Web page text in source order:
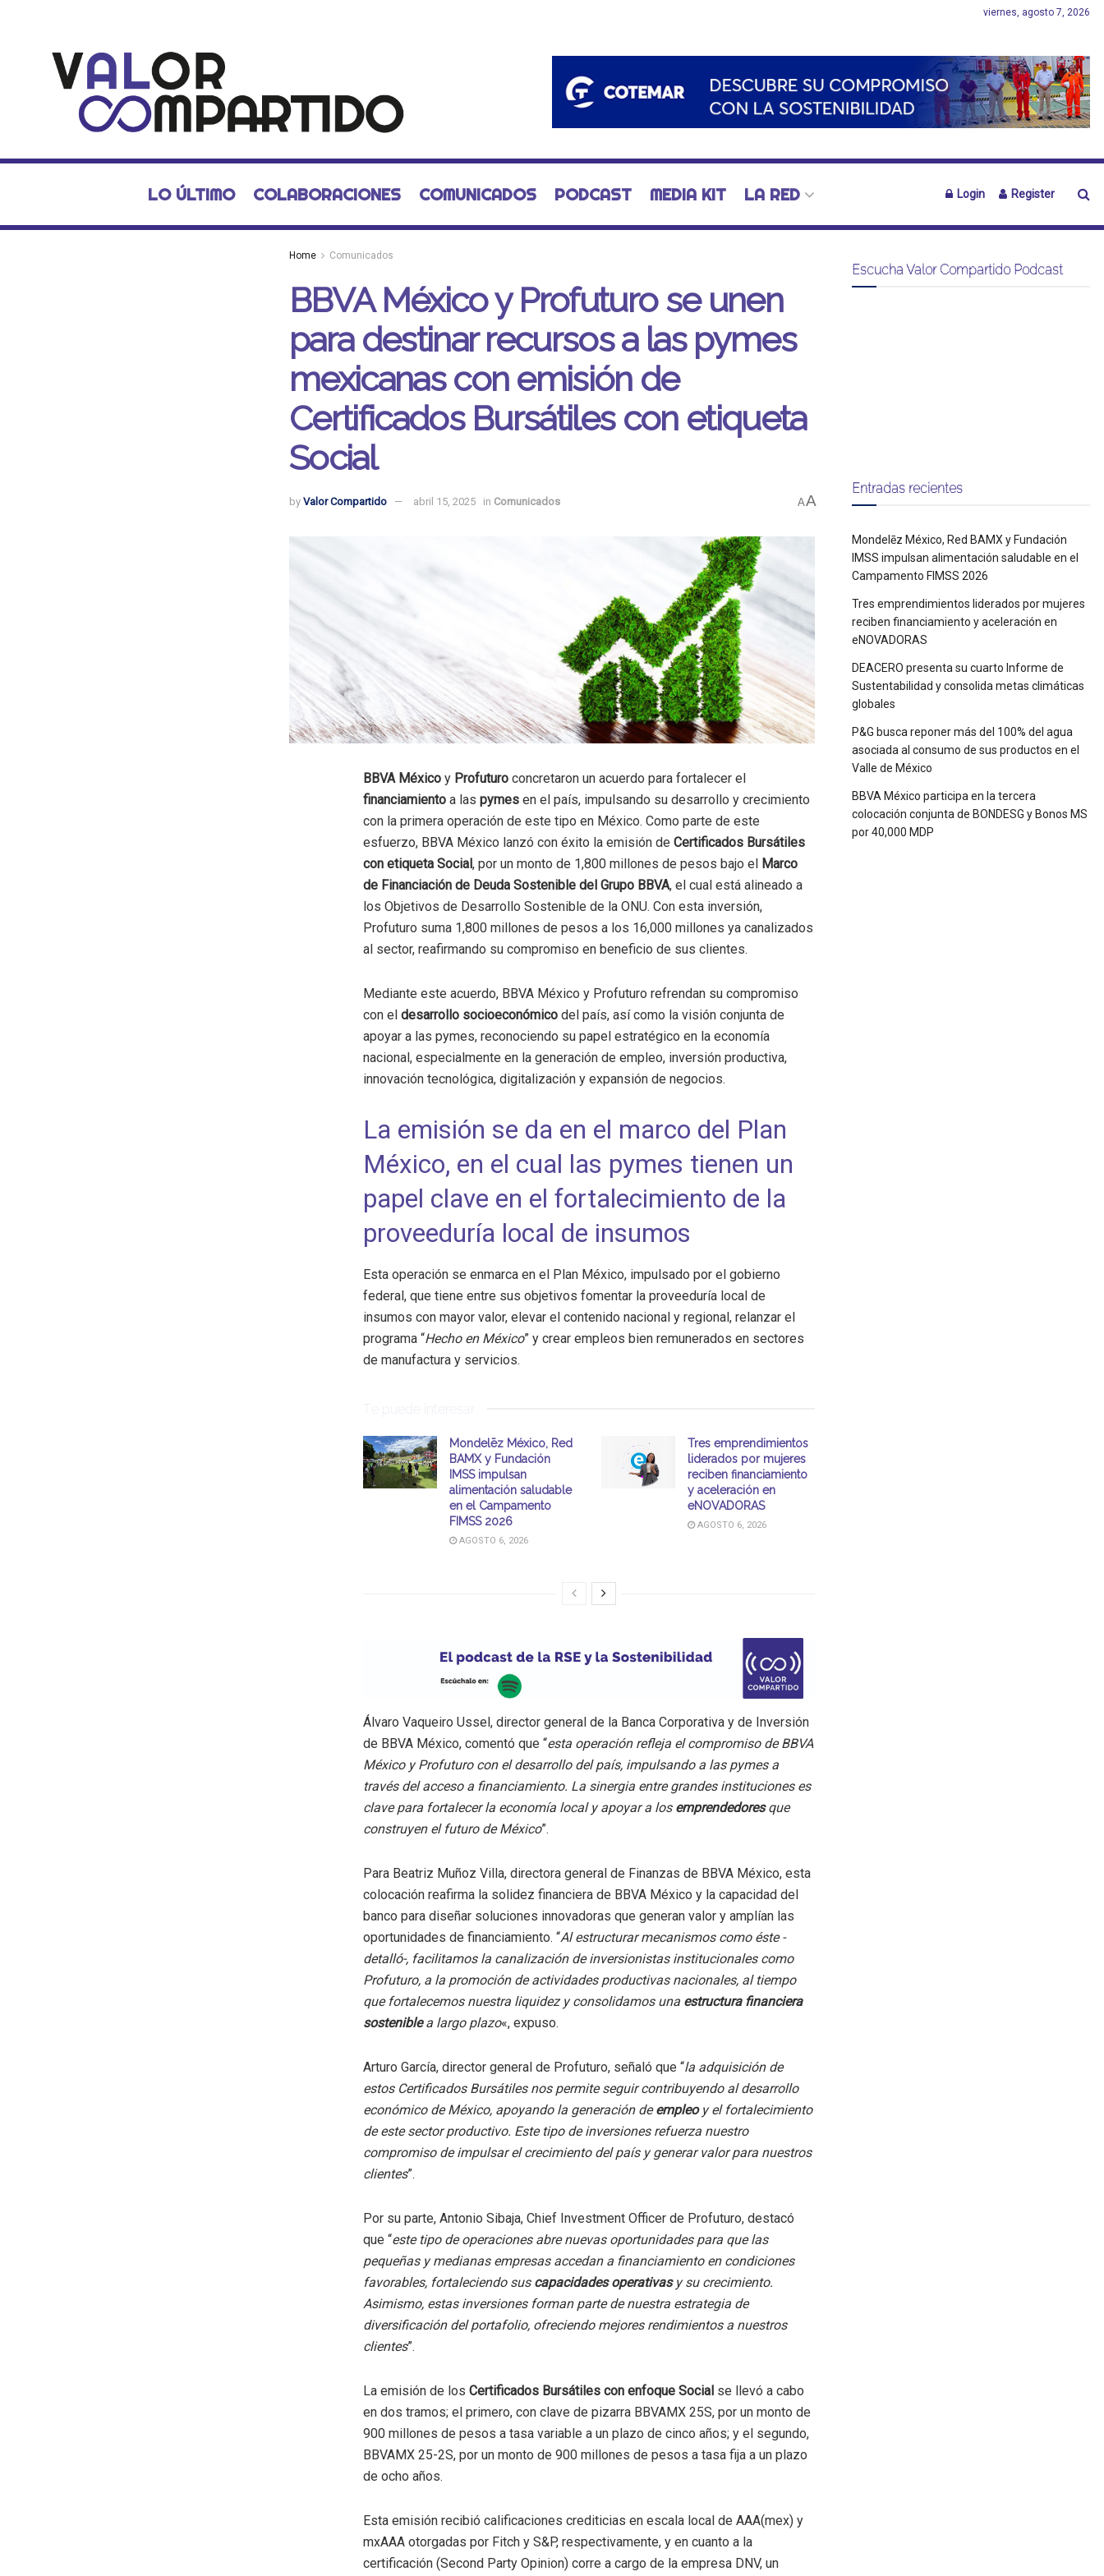
viernes, agosto 7, 2026
LO ÚLTIMO COLABORACIONES COMUNICADOS PODCAST MEDIA KIT LA RED Login Register
Home Comunicados
BBVA México y Profuturo se unen
para destinar recursos a las pymes
mexicanas con emisión de
Certificados Bursátiles con etiqueta
Social
by Valor Compartido abril 15, 2025 in Comunicados AA
BBVA México y Profuturo concretaron un acuerdo para fortalecer el
financiamiento a las pymes en el país, impulsando su desarrollo y crecimiento
con la primera operación de este tipo en México. Como parte de este
esfuerzo, BBVA México lanzó con éxito la emisión de Certificados Bursátiles
con etiqueta Social , por un monto de 1,800 millones de pesos bajo el
Marco
de Financiación de Deuda Sostenible del Grupo BBVA, el cual está alineado a
los Objetivos de Desarrollo Sostenible de la ONU. Con esta inversión,
Profuturo suma 1,800 millones de pesos a los 16,000 millones ya canalizados
al sector, reafirmando su compromiso en beneficio de sus clientes.
Mediante este acuerdo, BBVA México y Profuturo refrendan su compromiso
con el desarrollo socioeconómico del país, así como la visión conjunta de
apoyar a las pymes, reconociendo su papel estratégico en la economía
nacional, especialmente en la generación de empleo, inversión productiva,
innovación tecnológica, digitalización y expansión de negocios.
La emisión se da en el marco del Plan
México, en el cual las pymes tienen un
papel clave en el fortalecimiento de la
proveeduría local de insumos
Esta operación se enmarca en el Plan México, impulsado por el gobierno
federal, que tiene entre sus objetivos fomentar la proveeduría local de
insumos con mayor valor, elevar el contenido nacional y regional, relanzar el
programa “Hecho en México” y crear empleos bien remunerados en sectores
de manufactura y servicios.
Te puede interesar
Mondelēz México, Red
BAMX y Fundación
IMSS impulsan
alimentación saludable
en el Campamento
FIMSS 2026
AGOSTO 6, 2026
Tres emprendimientos
liderados por mujeres
reciben financiamiento
y aceleración en
eNOVADORAS
AGOSTO 6, 2026
Álvaro Vaqueiro Ussel, director general de la Banca Corporativa y de Inversión
de BBVA México, comentó que “esta operación refleja el compromiso de BBVA
México y Profuturo con el desarrollo del país, impulsando a las pymes a
través del acceso a financiamiento. La sinergia entre grandes instituciones es
clave para fortalecer la economía local y apoyar a los emprendedoresque
construyen el futuro de México”.
Para Beatriz Muñoz Villa, directora general de Finanzas de BBVA México, esta
colocación reafirma la solidez financiera de BBVA México y la capacidad del
banco para diseñar soluciones innovadoras que generan valor y amplían las
oportunidades de financiamiento. “Al estructurar mecanismos como éste -
detalló-, facilitamos la canalización de inversionistas institucionales como
Profuturo, a la promoción de actividades productivas nacionales, al tiempo
que fortalecemos nuestra liquidez y consolidamos una estructura financiera
sosteniblea largo plazo«, expuso.
Arturo García, director general de Profuturo, señaló que “la adquisición de
estos Certificados Bursátiles nos permite seguir contribuyendo al desarrollo
económico de México, apoyando la generación deempleo y el fortalecimiento
de este sector productivo. Este tipo de inversiones refuerza nuestro
compromiso de impulsar el crecimiento del país y generar valor para nuestros
clientes”.
Por su parte, Antonio Sibaja, Chief Investment Officer de Profuturo, destacó
que “este tipo de operaciones abre nuevas oportunidades para que las
pequeñas y medianas empresas accedan a financiamiento en condiciones
favorables, fortaleciendo sus capacidades operativasy su crecimiento.
Asimismo, estas inversiones forman parte de nuestra estrategia de
diversificación del portafolio, ofreciendo mejores rendimientos a nuestros
clientes”.
La emisión de los Certificados Bursátiles con enfoque Social se llevó a cabo
en dos tramos; el primero, con clave de pizarra BBVAMX 25S, por un monto de
900 millones de pesos a tasa variable a un plazo de cinco años; y el segundo,
BBVAMX 25-2S, por un monto de 900 millones de pesos a tasa fija a un plazo
de ocho años.
Esta emisión recibió calificaciones crediticias en escala local de AAA(mex) y
mxAAA otorgadas por Fitch y S&P, respectivamente, y en cuanto a la
certificación (Second Party Opinion) corre a cargo de la empresa DNV, un
Escucha Valor Compartido Podcast
Entradas recientes
Mondelēz México, Red BAMX y Fundación
IMSS impulsan alimentación saludable en el
Campamento FIMSS 2026
Tres emprendimientos liderados por mujeres
reciben financiamiento y aceleración en
eNOVADORAS
DEACERO presenta su cuarto Informe de
Sustentabilidad y consolida metas climáticas
globales
P&G busca reponer más del 100% del agua
asociada al consumo de sus productos en el
Valle de México
BBVA México participa en la tercera
colocación conjunta de BONDESG y Bonos MS
por 40,000 MDP